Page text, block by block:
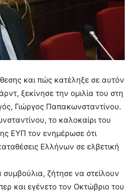
και πώς κατέληξε σε αυτόν
ξεκίνησε την ομιλία του στη
Γιώργος Παπακωνσταντίνου.
το καλοκαίρι του
ΕΥΠ τον ενημέρωσε ότι
Ελλήνων σε ελβετική
ζήτησε να στείλουν
και εγένετο τον Οκτώβριο του